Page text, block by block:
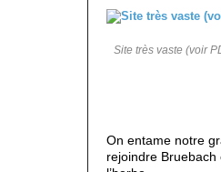
Site très vaste (voir
On entame notre
rejoindre Bruebach